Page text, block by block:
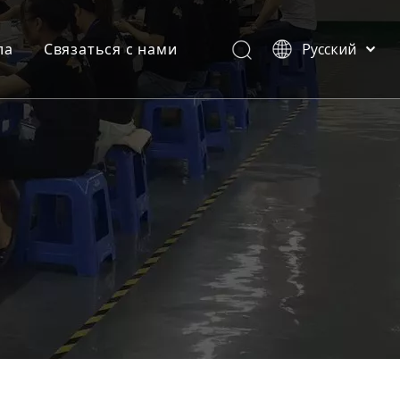
продукта
вопросы
Связаться с нами
Pусский